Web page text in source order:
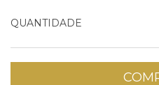
QUANTIDADE